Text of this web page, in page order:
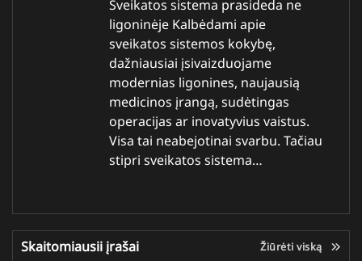
Sveikatos sistema prasideda ne
ligoninėje Kalbėdami apie
sveikatos sistemos kokybę,
dažniausiai įsivaizduojame
modernias ligonines, naujausią
medicinos įrangą, sudėtingas
operacijas ar inovatyvius vaistus.
Visa tai neabejotinai svarbu. Tačiau
stipri sveikatos sistema…
Skaitomiausii įrašai Žiūrėti viską